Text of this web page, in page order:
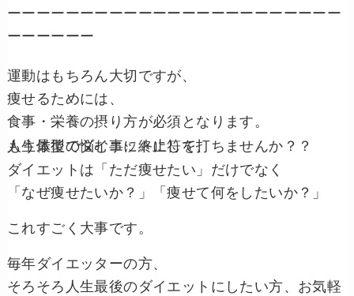
ーーーーーーーーーーーーーーーーーーーーーーー
ーーーーーー
運動はもちろん大切ですが、
痩せるためには、
食事・栄養の摂り方が必須となります。
人生最後のダイエットにして、
もう体型で悩む事に終止符を打ちませんか？？
ダイエットは「ただ痩せたい」だけでなく
「なぜ痩せたいか？」「痩せて何をしたいか？」
これすごく大事です。
毎年ダイエッターの方、
そろそろ人生最後のダイエットにしたい方、お気軽